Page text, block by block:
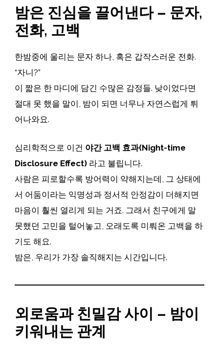
밤은 진심을 끌어낸다 – 문자,
전화, 고백
한밤중에 울리는 문자 하나, 혹은 갑작스러운 전화.
“자니?”
이 짧은 한 마디에 담긴 수많은 감정들. 낮이었다면
절대 못 했을 말이, 밤이 되면 너무나 자연스럽게 튀
어나와요.
심리학적으로 이건 야간 고백 효과(Night-time
Disclosure Effect) 라고 불립니다.
사람은 피로할수록 방어력이 약해지는데, 그 상태에
서 어둠이라는 익명성과 정서적 안정감이 더해지면
마음이 훨씬 열리게 되는 거죠. 그래서 친구에게 말
못했던 고민을 털어놓고, 오래도록 미뤄온 고백을 하
기도 해요.
밤은, 우리가 가장 솔직해지는 시간입니다.
외로움과 친밀감 사이 – 밤이
키워내는 관계